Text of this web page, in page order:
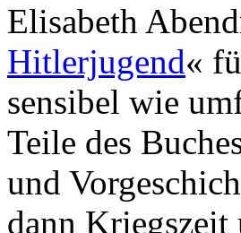
Elisabeth
Hitlerjugend«
sensibel wie
Teile des
und
dann Kriegszeit